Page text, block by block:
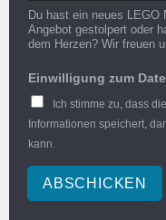
Du hast ein neues
Angebot gestolpert oder
dem Herzen? Wir freuen
Einwilligung zum
Ich stimme zu, dass
Informationen speichert,
kann.
ABSCHICKEN